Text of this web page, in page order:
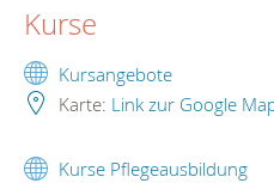
Kurse
Kursangebote
Karte: Link zur Google
Kurse Pflegeausbildung